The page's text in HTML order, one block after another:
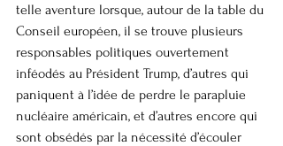
telle aventure lorsque, autour de la table du
Conseil européen, il se trouve plusieurs
responsables politiques ouvertement
inféodés au Président Trump, d’autres qui
paniquent à l’idée de perdre le parapluie
nucléaire américain, et d’autres encore qui
sont obsédés par la nécessité d’écouler